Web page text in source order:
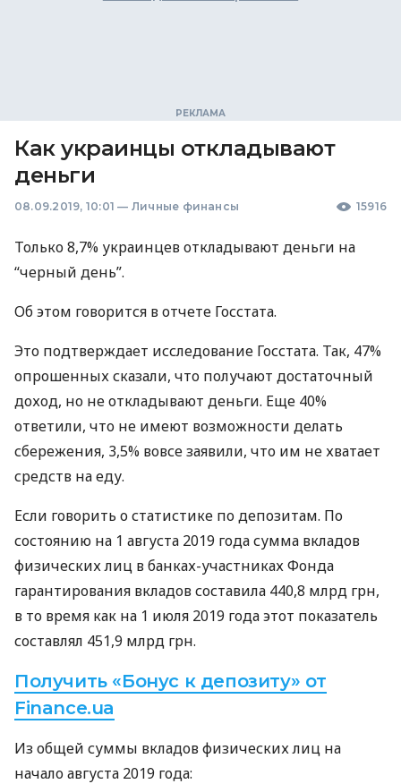
Как украинцы откладывают
деньги
08.09.2019, 10:01 — Личные финансы 15916
Только 8,7% украинцев откладывают деньги на
“черный день”.
Об этом говорится в отчете Госстата.
Это подтверждает исследование Госстата. Так, 47%
опрошенных сказали, что получают достаточный
доход, но не откладывают деньги. Еще 40%
ответили, что не имеют возможности делать
сбережения, 3,5% вовсе заявили, что им не хватает
средств на еду.
Если говорить о статистике по депозитам. По
состоянию на 1 августа 2019 года сумма вкладов
физических лиц в банках-участниках Фонда
гарантирования вкладов составила 440,8 млрд грн,
в то время как на 1 июля 2019 года этот показатель
составлял 451,9 млрд грн.
Получить «Бонус к депозиту» от
Finance.ua
Из общей суммы вкладов физических лиц на
начало августа 2019 года: